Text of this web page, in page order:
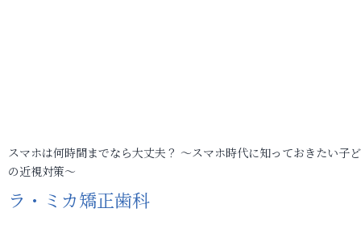
スマホは何時間までなら大丈夫？ ～スマホ時代に知っておきたい子
の近視対策～
ラ・ミカ矯正歯科